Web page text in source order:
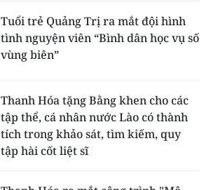
Tuổi trẻ Quảng Trị ra mắt đội hình
tình nguyện viên “Bình dân học vụ số
vùng biên”
Thanh Hóa tặng Bằng khen cho các
tập thể, cá nhân nước Lào có thành
tích trong khảo sát, tìm kiếm, quy
tập hài cốt liệt sĩ